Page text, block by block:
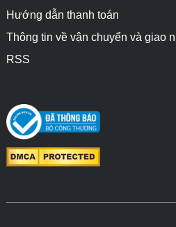
Hướng dẫn thanh toán
Thông tin về vận chuyển và giao
RSS